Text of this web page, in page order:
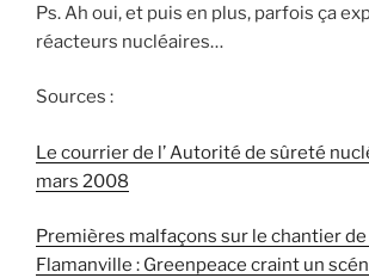
Ps. Ah oui, et puis en plus, parfois ça
réacteurs nucléaires…
Sources :
Le courrier de l’ Autorité de sûreté
mars 2008
Premières malfaçons sur le chantier de
Flamanville : Greenpeace craint un